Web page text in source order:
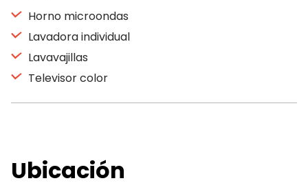
Horno microondas
Lavadora individual
Lavavajillas
Televisor color
Ubicación